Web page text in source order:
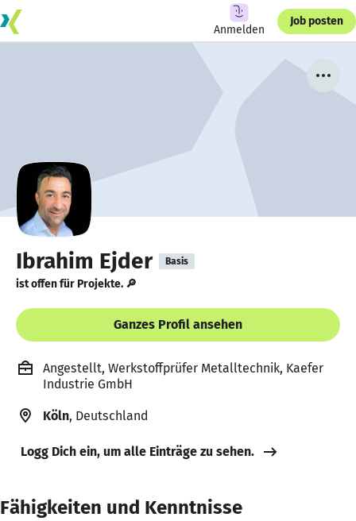
Anmelden
Job posten
Ibrahim Ejder Basis
ist offen für Projekte. 🔎
Ganzes Profil ansehen
Angestellt, Werkstoffprüfer Metalltechnik, Kaefer
Industrie GmbH
Köln, Deutschland
Logg Dich ein, um alle Einträge zu sehen.
Fähigkeiten und Kenntnisse